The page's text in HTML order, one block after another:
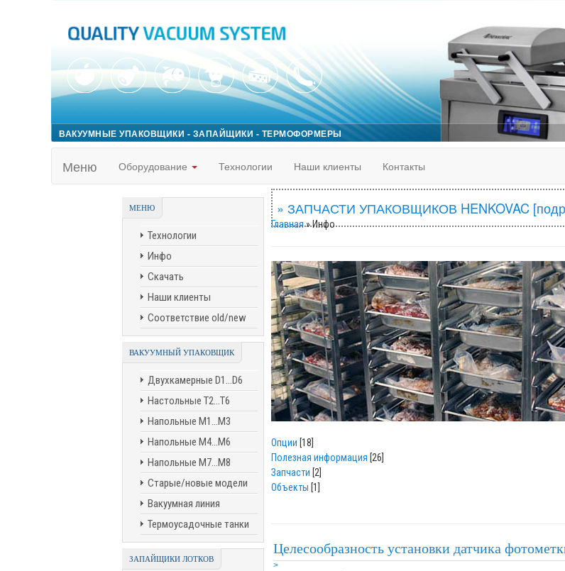
ВАКУУМНЫЕ УПАКОВЩИКИ - ЗАПАЙЩИКИ - ТЕРМОФОРМЕРЫ
Меню Оборудование Технологии Наши клиенты Контакты
МЕНЮ
Технологии
Инфо
Скачать
Наши клиенты
Соответствие old/new
ВАКУУМНЫЙ УПАКОВЩИК
Двухкамерные D1...D6
Настольные T2...T6
Напольные M1...M3
Напольные M4...M6
Напольные M7...M8
Старые/новые модели
Вакуумная линия
Термоусадочные танки
ЗАПАЙЩИКИ ЛОТКОВ
» ЗАПЧАСТИ УПАКОВЩИКОВ HENKOVAC
Главная» Инфо
Опции [18]
Полезная информация [26]
Запчасти [2]
Объекты [1]
Целесообразность установки датчика
>